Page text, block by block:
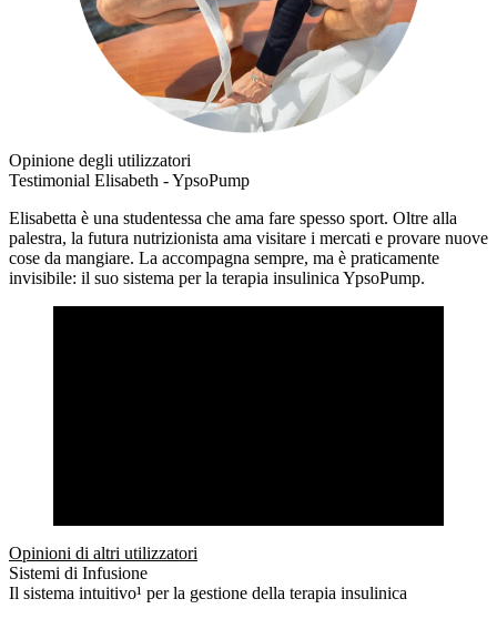
Opinione degli utilizzatori
Testimonial Elisabeth - YpsoPump
Elisabetta è una studentessa che ama fare spesso sport. Oltre alla
palestra, la futura nutrizionista ama visitare i mercati e provare nuove
cose da mangiare. La accompagna sempre, ma è praticamente
invisibile: il suo sistema per la terapia insulinica YpsoPump.
Opinioni di altri utilizzatori
Sistemi di Infusione
Il sistema intuitivo¹ per la gestione della terapia insulinica